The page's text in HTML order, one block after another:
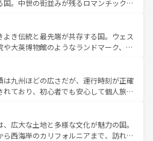
た、フランスは美食の国としても知ら
発祥地であるランス、プロヴァンスの
ー畑など、多彩な楽しみ方が可能だ。さ
地域にも魅力が溢れており、どの街角に
ぶとそれぞれで全く異なる文化を体験で
ろう。 なお、新着のフランス情報はコンテンツ一覧
。
国。中世の街並みが残るロマンチック街
どこを歩いても飽きることがない。ベ
気、バイエルン州のアルプスの絶景、そ
のワイン畑といった風景は必見。ビール
ひ体験してほしい。 なお、新着の
テンツ一覧を参照してほしい。
よき伝統と最先端が共存する国。ウェス
や大英博物館のようなランドマーク、歴
魅力がある。また、優雅なアフタヌーン
きにはたまらない英国パブ、サッカー観
らこそできる体験も豊富。イギリスを旅
ほしい。
は九州ほどの広さだが、運行時刻が正確
れており、初心者でも安心して個人旅行
る町や、スイスならではのユニークな
プス観光だけでなく町歩きも満喫する
民の所得が高いため物価も高いが、旅行
広大な土地と多様な文化が魅力の国。
ら西海岸のカリフォルニアまで、訪れる